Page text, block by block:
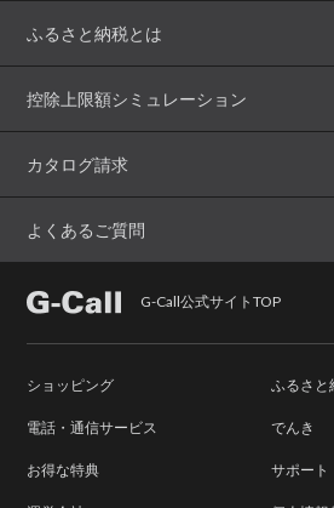
ふるさと納税とは
控除上限額シミュレーション
カタログ請求
よくあるご質問
G-Call公式サイトTOP
ショッピング ふるさと
電話・通信サービス でんき
お得な特典 サポート